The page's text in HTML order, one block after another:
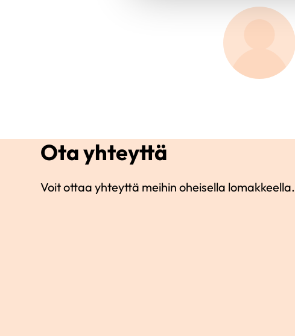
Ota yhteyttä
Voit ottaa yhteyttä meihin oheisella lomakkeella.